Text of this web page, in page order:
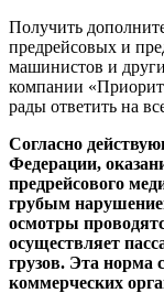
Получить
предрейсовых и
машинистов и
компании
рады ответить на
Согласно
Федерации,
предрейсового
грубым
осмотры
осуществляет
грузов. Эта норма
коммерческих